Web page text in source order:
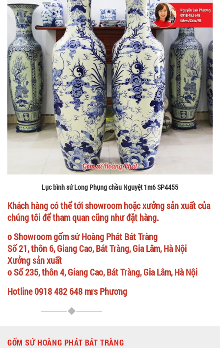
Lục bình sứ Long Phụng chầu Nguyệt 1m6 SP4455
Khách hàng có thể tới showroom hoặc xưởng sản xuất của
chúng tôi để tham quan cũng như đặt hàng.
o Showroom gốm sứ Hoàng Phát Bát Tràng
Số 21, thôn 6, Giang Cao, Bát Tràng, Gia Lâm, Hà Nội
Xưởng sản xuất
o Số 235, thôn 4, Giang Cao, Bát Tràng, Gia Lâm, Hà Nội
Hotline 0918 482 648 mrs Phương
GỐM SỨ HOÀNG PHÁT BÁT TRÀNG